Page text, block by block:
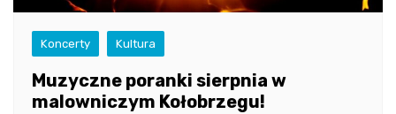
Koncerty Kultura
Muzyczne poranki sierpnia w
malowniczym Kołobrzegu!